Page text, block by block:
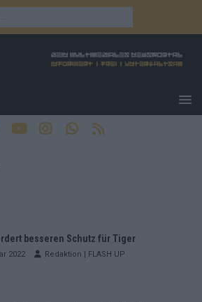
besseren Schutz für Tiger
2022 Redaktion | FLASH UP